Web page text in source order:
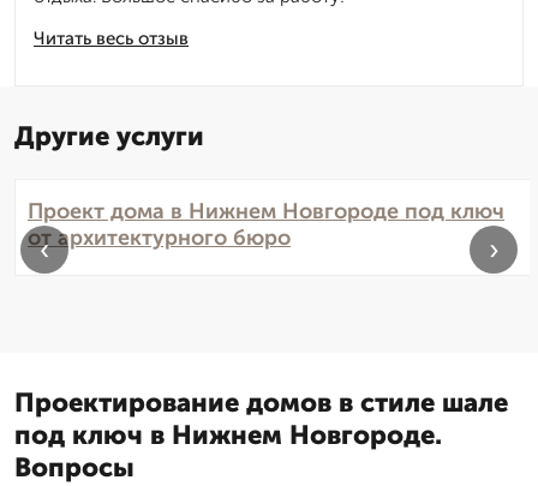
Читать весь отзыв
Другие услуги
Проект дома в Нижнем Новгороде под ключ
от архитектурного бюро
‹ ›
Проектирование домов в стиле шале
под ключ в Нижнем Новгороде.
Вопросы